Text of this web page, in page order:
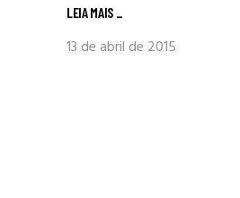
LEIA MAIS _
13 de abril de 2015